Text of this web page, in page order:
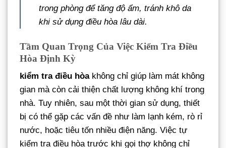
trong phòng để tăng độ ẩm, tránh khô da
khi sử dụng điều hòa lâu dài.
Tầm Quan Trọng Của Việc Kiểm Tra Điều
Hòa Định Kỳ
kiểm tra điều hòakhông chỉ giúp làm mát không
gian mà còn cải thiện chất lượng không khí trong
nhà. Tuy nhiên, sau một thời gian sử dụng, thiết
bị có thể gặp các vấn đề như làm lạnh kém, rò rỉ
nước, hoặc tiêu tốn nhiều điện năng. Việc tự
kiểm tra điều hòa trước khi gọi thợ không chỉ